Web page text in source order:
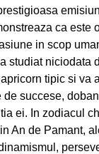
ca este
in scop
studiat niciodata
tipic si va
de succese,
ei. In zodiacul
An de Pamant,